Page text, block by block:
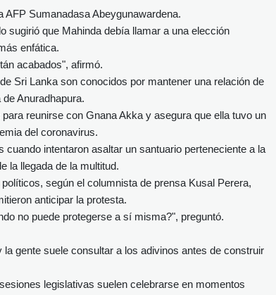
AFP Sumanadasa Abeygunawardena.
sugirió que Mahinda debía llamar a una elección
enfática.
acabados", afirmó.
Sri Lanka son conocidos por mantener una relación de
Anuradhapura.
reunirse con Gnana Akka y asegura que ella tuvo un
del coronavirus.
intentaron asaltar un santuario perteneciente a la
la llegada de la multitud.
según el columnista de prensa Kusal Perera,
anticipar la protesta.
no puede protegerse a sí misma?", preguntó.
gente suele consultar a los adivinos antes de construir
legislativas suelen celebrarse en momentos